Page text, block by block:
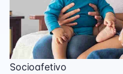
Socioafetivo